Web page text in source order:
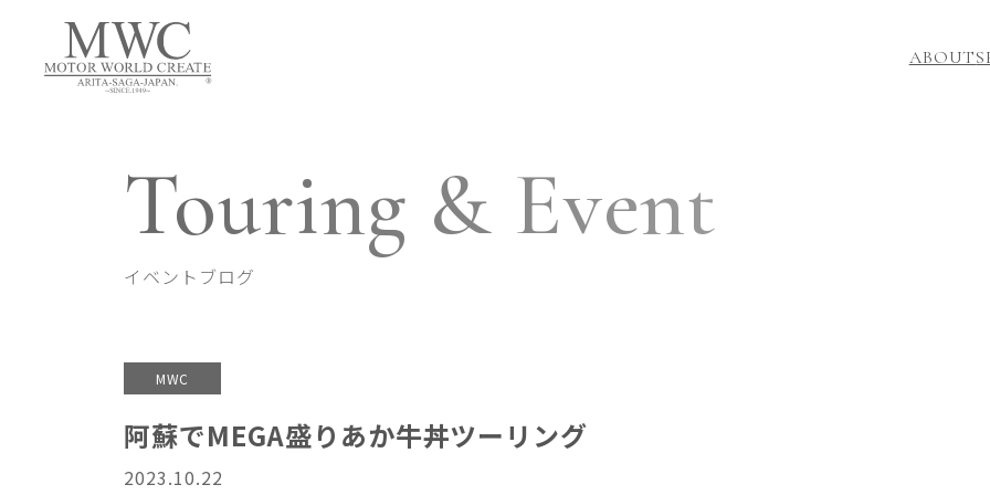
ABOUT
Touring & Event
イベントブログ
MWC
阿蘇でMEGA盛りあか牛丼ツーリング
2023.10.22